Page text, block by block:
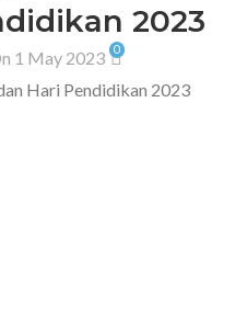
2023
1 May 2023 0